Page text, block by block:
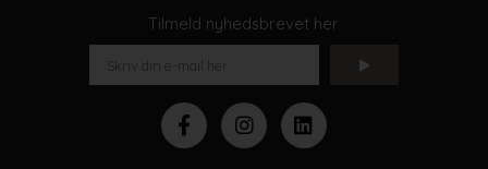
Tilmeld nyhedsbrevet her